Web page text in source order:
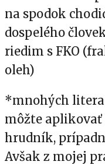
na spodok
dospelého
riedim s FKO
oleh)
*mnohých
môžte
hrudník,
Avšak z mojej